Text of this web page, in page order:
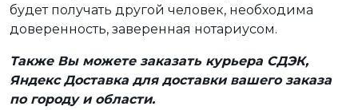
будет получать другой человек, необходима
доверенность, заверенная нотариусом.
Также Вы можете заказать курьера СДЭК,
Яндекс Доставка для доставки вашего заказа
по городу и области.